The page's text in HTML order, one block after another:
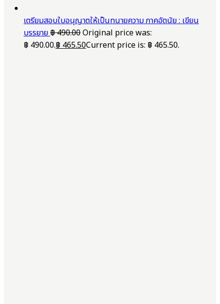
เตรียมสอบใบอนุญาตให้เป็นทนายความ ภาคอัตนัย : เขียน
บรรยาย฿490.00Original price was:
฿ 490.00.฿465.50Current price is: ฿ 465.50.